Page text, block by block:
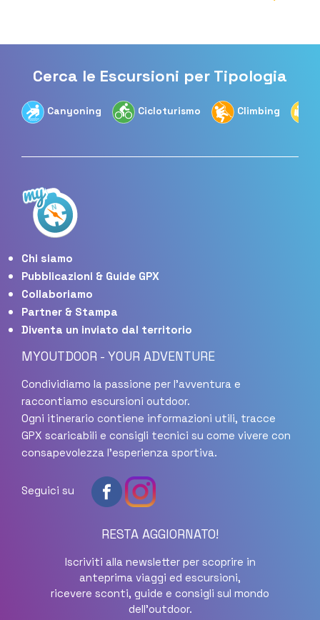
Cerca le Escursioni per Tipologia
Canyoning Cicloturismo Climbing
Chi siamo
Pubblicazioni & Guide GPX
Collaboriamo
Partner & Stampa
Diventa un inviato dal territorio
MYOUTDOOR - YOUR ADVENTURE
Condividiamo la passione per l'avventura e
raccontiamo escursioni outdoor.
Ogni itinerario contiene informazioni utili, tracce
GPX scaricabili e consigli tecnici su come vivere con
consapevolezza l'esperienza sportiva.
Seguici su
RESTA AGGIORNATO!
Iscriviti alla newsletter per scoprire in
anteprima viaggi ed escursioni,
ricevere sconti, guide e consigli sul mondo
dell'outdoor.